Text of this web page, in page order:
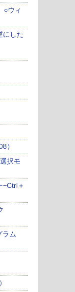
○ウィ
にした
）
択モ
−Ctrl＋
ラム